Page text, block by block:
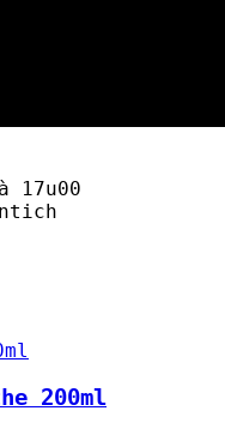
17u00
200ml